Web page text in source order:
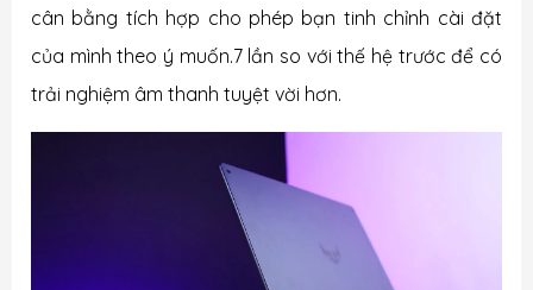
cân bằng tích hợp cho phép bạn tinh chỉnh cài đặt
của mình theo ý muốn.7 lần so với thế hệ trước để có
trải nghiệm âm thanh tuyệt vời hơn.